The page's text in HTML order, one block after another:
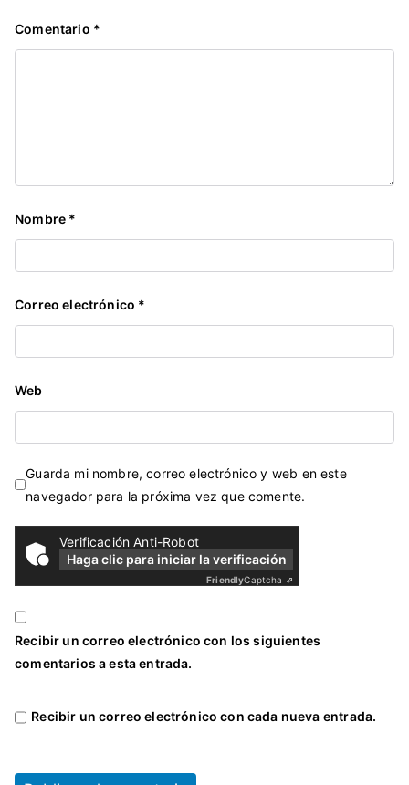
Comentario *
Nombre *
Correo electrónico *
Web
Guarda mi nombre, correo electrónico y web en este
navegador para la próxima vez que comente.
Verificación Anti-Robot
Haga clic para iniciar la verificación
FriendlyCaptcha ⇗
Recibir un correo electrónico con los siguientes
comentarios a esta entrada.
Recibir un correo electrónico con cada nueva entrada.